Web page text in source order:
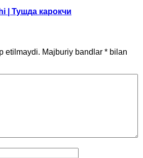
| Тушда карокчи
etilmaydi. Majburiy bandlar * bilan